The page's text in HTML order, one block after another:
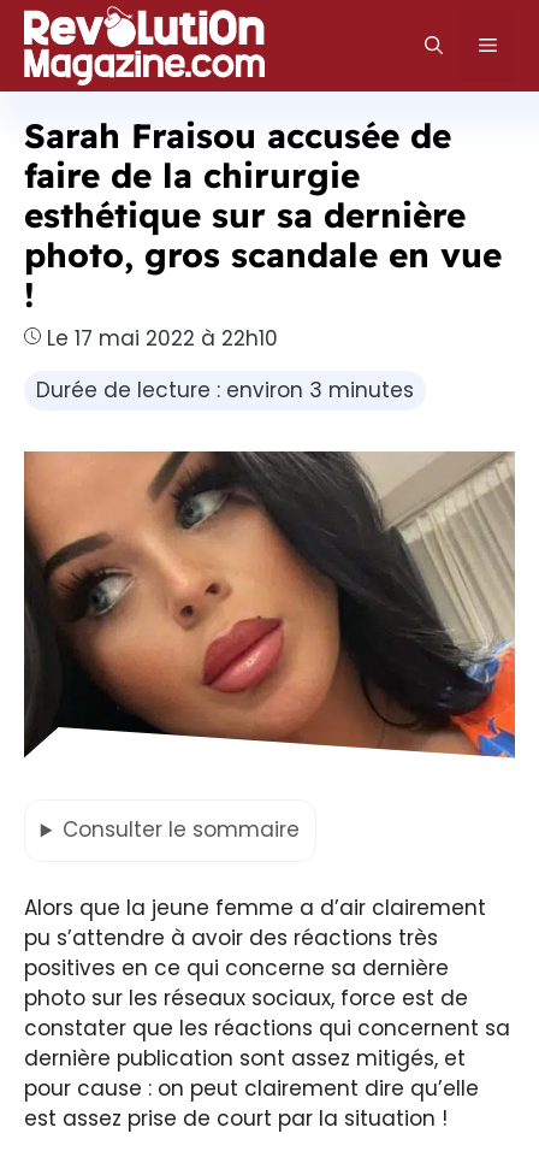
Aller
au
contenu
Sarah Fraisou accusée de
faire de la chirurgie
esthétique sur sa dernière
photo, gros scandale en vue
!
Le 17 mai 2022 à 22h10
Durée de lecture : environ 3 minutes
Consulter le sommaire
Alors que la jeune femme a d’air clairement
pu s’attendre à avoir des réactions très
positives en ce qui concerne sa dernière
photo sur les réseaux sociaux, force est de
constater que les réactions qui concernent sa
dernière publication sont assez mitigés, et
pour cause : on peut clairement dire qu’elle
est assez prise de court par la situation !